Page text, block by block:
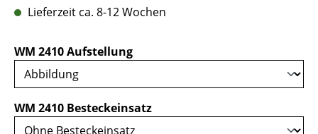
Lieferzeit ca. 8-12 Wochen
WM 2410 Aufstellungauswählen
WM 2410 Besteckeinsatzauswählen